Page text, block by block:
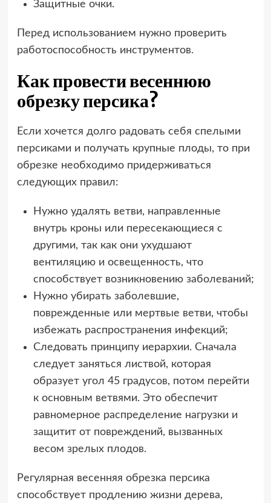
Защитные очки.
Перед использованием нужно проверить
работоспособность инструментов.
Как провести весеннюю
обрезку персика?
Если хочется долго радовать себя спелыми
персиками и получать крупные плоды, то при
обрезке необходимо придерживаться
следующих правил:
Нужно удалять ветви, направленные
внутрь кроны или пересекающиеся с
другими, так как они ухудшают
вентиляцию и освещенность, что
способствует возникновению заболеваний;
Нужно убирать заболевшие,
поврежденные или мертвые ветви, чтобы
избежать распространения инфекций;
Следовать принципу иерархии. Сначала
следует заняться листвой, которая
образует угол 45 градусов, потом перейти
к основным ветвями. Это обеспечит
равномерное распределение нагрузки и
защитит от повреждений, вызванных
весом зрелых плодов.
Регулярная весенняя обрезка персика
способствует продлению жизни дерева,